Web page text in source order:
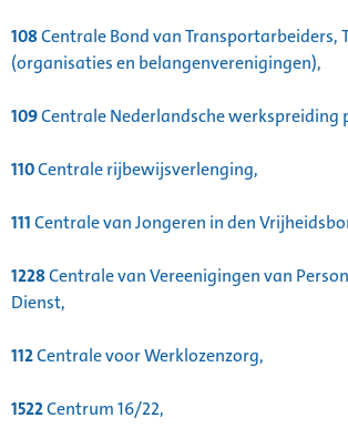
108Centrale Bond van Transportarbeiders,
(organisaties en belangenverenigingen),
109Centrale Nederlandsche werkspreiding
110Centrale rijbewijsverlenging,
111Centrale van Jongeren in den
1228Centrale van Vereenigingen van
Dienst,
112Centrale voor Werklozenzorg,
1522Centrum 16/22,